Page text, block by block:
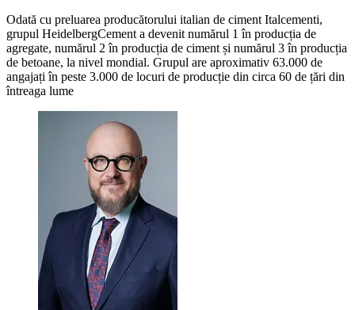
Odată cu preluarea producătorului italian de ciment Italcementi,
grupul HeidelbergCement a devenit numărul 1 în producția de
agregate, numărul 2 în producția de ciment și numărul 3 în producția
de betoane, la nivel mondial. Grupul are aproximativ 63.000 de
angajați în peste 3.000 de locuri de producție din circa 60 de țări din
întreaga lume